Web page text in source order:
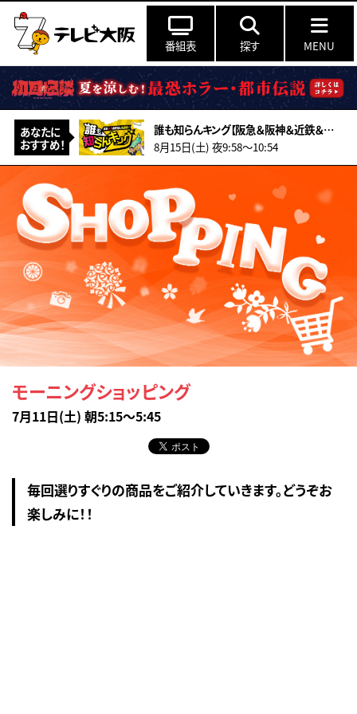
番組表 探す MENU
あなたに
おすすめ！
誰も知らんキング【阪急＆阪神＆近鉄＆南海＆メトロ…鉄道ミステリー2026夏】
8月15日(土) 夜9:58〜10:54
モーニングショッピング
7月11日(土) 朝5:15～5:45
毎回選りすぐりの商品をご紹介していきます。どうぞお
楽しみに！！